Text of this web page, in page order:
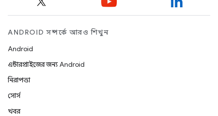
ANDROID সম্পর্কে আরও শিখুন
Android
এন্টারপ্রাইজের জন্য Android
নিরাপত্তা
সোর্স
খবর